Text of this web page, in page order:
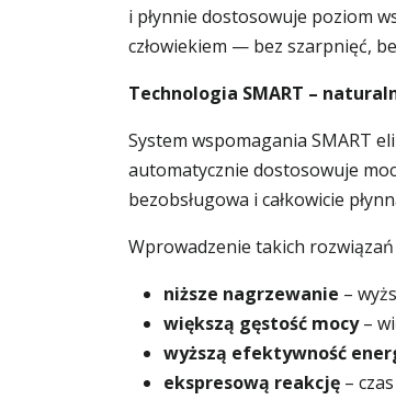
i płynnie dostosowuje poziom
człowiekiem — bez szarpnięć,
Technologia SMART –
System wspomagania SMART
automatycznie dostosowuje
bezobsługowa i całkowicie
Wprowadzenie takich rozwiązań
niższe nagrzewanie –
większą gęstość mocy–
wyższą efektywność
ekspresową reakcję –